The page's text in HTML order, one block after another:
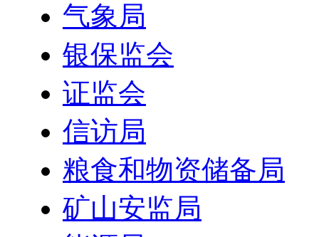
气象局
银保监会
证监会
信访局
粮食和物资储备局
矿山安监局